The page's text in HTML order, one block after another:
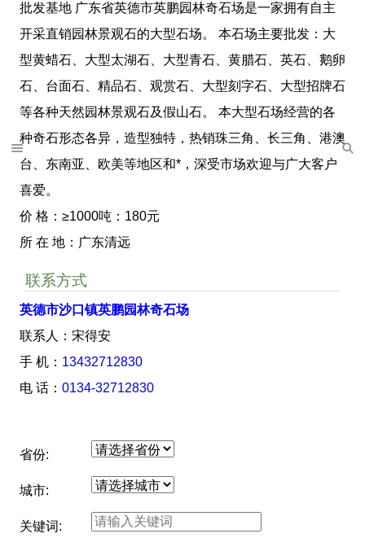
批发基地 广东省英德市英鹏园林奇石场是一家拥有自主
开采直销园林景观石的大型石场。 本石场主要批发：大
型黄蜡石、大型太湖石、大型青石、黄腊石、英石、鹅卵
石、台面石、精品石、观赏石、大型刻字石、大型招牌石
等各种天然园林景观石及假山石。 本大型石场经营的各
种奇石形态各异，造型独特，热销珠三角、长三角、港澳
台、东南亚、欧美等地区和*，深受市场欢迎与广大客户
喜爱。
价 格：≥1000吨：180元
所 在 地：广东清远
联系方式
英德市沙口镇英鹏园林奇石场
联系人：宋得安
手 机： 13432712830
电 话： 0134-32712830
省份:
城市:
关键词: